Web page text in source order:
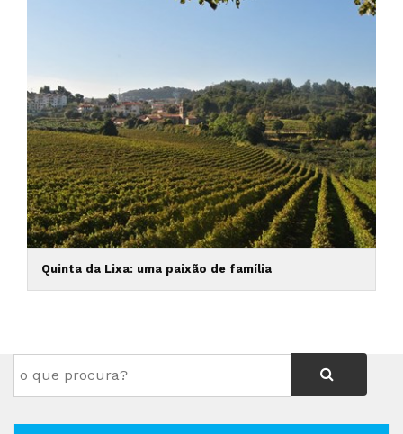
Quinta da Lixa: uma paixão de família